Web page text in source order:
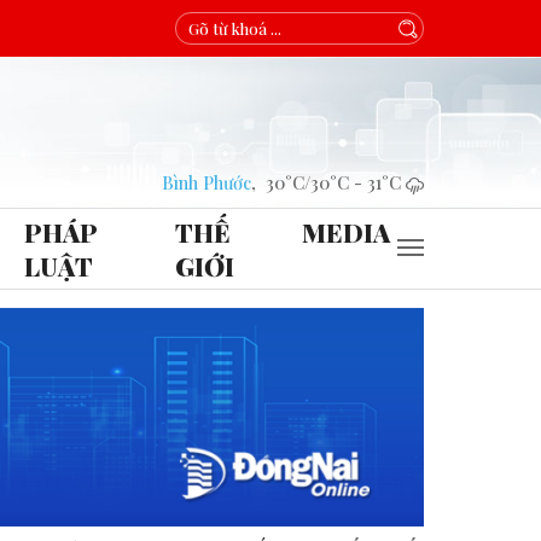
Bình Phước, 30°C/30°C - 31°C
PHÁP
LUẬT
THẾ
GIỚI
MEDIA